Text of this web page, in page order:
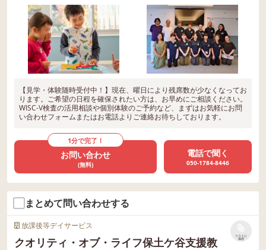
【見学・体験随時受付中！】現在、曜日により残席数が少なくなってお
ります。ご希望の日程を確保されたい方は、お早めにご相談ください。
WISC-V検査の活用相談や個別体験のご予約など、まずはお気軽にお問
い合わせフォームまたはお電話よりご連絡お待ちしております。
1分で完了！
お問い合わせ
(無料)
電話で聞く
050-1784-8446
まとめて問い合わせする
放課後等デイサービス
クオリティ・オブ・ライフ保土ケ谷支援教
リストに
保存